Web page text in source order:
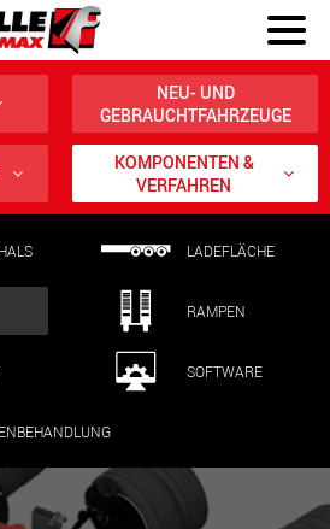
NEU- UND
GEBRAUCHTFAHRZEUGE
KOMPONENTEN &
VERFAHREN
LADEFLÄCHE
RAMPEN
SOFTWARE